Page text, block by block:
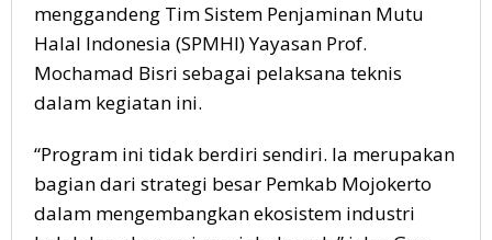
menggandeng Tim Sistem Penjaminan Mutu
Halal Indonesia (SPMHI) Yayasan Prof.
Mochamad Bisri sebagai pelaksana teknis
dalam kegiatan ini.
“Program ini tidak berdiri sendiri. Ia merupakan
bagian dari strategi besar Pemkab Mojokerto
dalam mengembangkan ekosistem industri